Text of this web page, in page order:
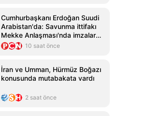
Cumhurbaşkanı Erdoğan Suudi
Arabistan'da: Savunma ittifakı
Mekke Anlaşması'nda imzalar
atıldı!
10 saat önce
İran ve Umman, Hürmüz Boğazı
konusunda mutabakata vardı
2 saat önce